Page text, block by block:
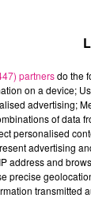
du 11 au
une
rendez-
par la
juillet, les
pour
partnersdo the
on a device;
advertising;
of data
personalised
advertising
address and
precise
transmitted